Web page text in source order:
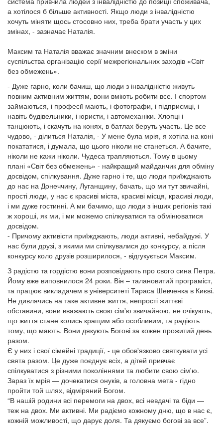
а хотілося б більше активності. Якщо люди з інвалідністю
хочуть міняти щось стосовно них, треба брати участь у цих
змінах, - зазначає Наталія.
Максим та Наталія вважає значним внеском в зміни
суспільства організацію серії межрегіональних заходів «Світ
без обмежень».
- Дуже гарно, коли бачиш, що люди з інвалідністю живуть
повним активним життям, вони вміють робити все. І спортом
займаються, і професії мають, і фотографи, і підприємці, і
навіть будівельники, і юристи, і автомеханіки. Хлопці і
танцюють, і скачуть на конях, в батлах беруть участь. Це все
чудово, - ділиться Наталія, - У мене була мрія, я хотіла на коні
покататися, і думала, що цього ніколи не станеться. А бачите,
ніколи не кажи ніколи. Чудеса трапляються. Тому в цьому
плані «Світ без обмежень» - найкращий майданчик для обміну
досвідом, спілкування. Дуже гарно і те, що люди приїжджають
до нас на Донеччину, Луганщину, бачать, що ми тут звичайні,
прості люди, у нас є красиві міста, красиві місця, красиві люди,
і ми дуже гостинні. А ми бачимо, що люди з інших регіонів такі
ж хороші, як ми, і ми можемо спілкуватися та обмінюватися
досвідом.
- Причому активісти приїжджають, люди активні, небайдужі. У
нас були друзі, з якими ми спілкувалися до конкурсу, а після
конкурсу коло друзів розширилося, - відгукується Максим.
З радістю та гордістю вони розповідають про свого сина Петра.
Йому вже виповнилося 24 роки. Він – талановитий програміст,
та працює викладачем в університеті Тараса Шевченка в Києві.
Не дивлячись на таке активне життя, непрості життєві
обставини, вони вважають свою сім'ю звичайною, не очікують,
що життя стане колись кращим або особливим, та радіють
тому, що мають. Вони дякують Богові за кожен прожитий день
разом.
Є у них і свої сімейні традиції, - це обов'язково святкувати усі
свята разом. Це дуже поєднує всіх, а дітей привчає
спілкуватися з різними поколіннями та любити свою сім'ю.
Зараз їх мрія — дочекатися онуків, а головна мета - гідно
пройти той шлях, відміряний Богом.
“В нашій родини всі перемоги на двох, всі невдачі та біди —
теж на двох. Ми активні. Ми радіємо кожному дню, що в нас є,
кожній можливості, що дарує доля. Та дякуємо богові за все”.